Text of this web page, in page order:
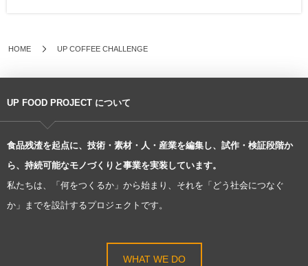
HOME UP COFFEE CHALLENGE
UP FOOD PROJECT について
食品残渣を起点に、技術・素材・人・産業を編集し、試作・検証段階か
ら、持続可能なモノづくりと事業を実装しています。
私たちは、「何をつくるか」から始まり、それを「どう社会につなぐ
か」までを設計するプロジェクトです。
WHAT WE DO